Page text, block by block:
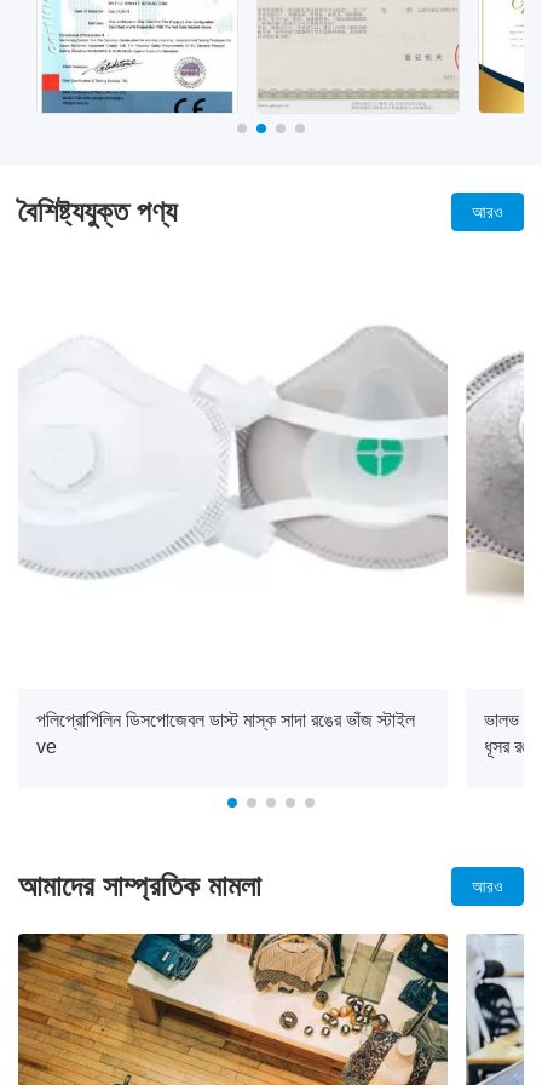
বৈশিষ্ট্যযুক্ত পণ্য আরও
পলিপ্রোপিলিন ডিসপোজেবল ডাস্ট মাস্ক সাদা রঙের ভাঁজ স্টাইল
ve
ভালভ
ধূসর রঙ
আমাদের সাম্প্রতিক মামলা আরও